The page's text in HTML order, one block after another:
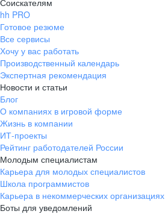
Соискателям
hh PRO
Готовое резюме
Все сервисы
Хочу у вас работать
Производственный календарь
Экспертная рекомендация
Новости и статьи
Блог
О компаниях в игровой форме
Жизнь в компании
ИТ-проекты
Рейтинг работодателей России
Молодым специалистам
Карьера для молодых специалистов
Школа программистов
Карьера в некоммерческих организациях
Боты для уведомлений